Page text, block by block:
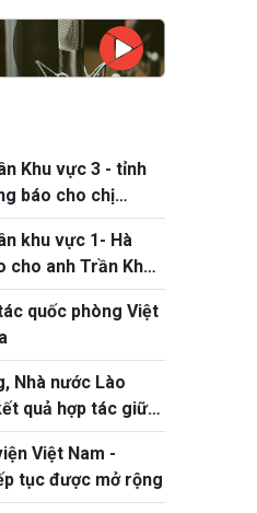
Khu vực 3 - tỉnh
báo cho chị
sinh ngày
khu vực 1- Hà
anh Trần Khắc
1988
quốc phòng Việt
Nhà nước Lào
quả hợp tác giữa
Việt Nam và Lào
Việt Nam -
tục được mở rộng